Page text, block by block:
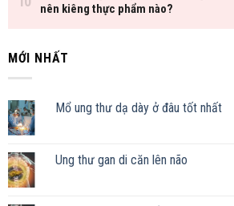
MỚI NHẤT
Mổ ung thư dạ dày ở đâu tốt nhất
Ung thư gan di căn lên não